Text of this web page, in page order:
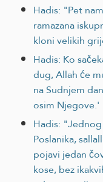
Hadis: "Pet
ramazana
kloni velikih
Hadis: Ko
dug, Allah će
na Sudnjem
osim Njegove.'
Hadis:
Poslanika,
pojavi jedan
kose, bez